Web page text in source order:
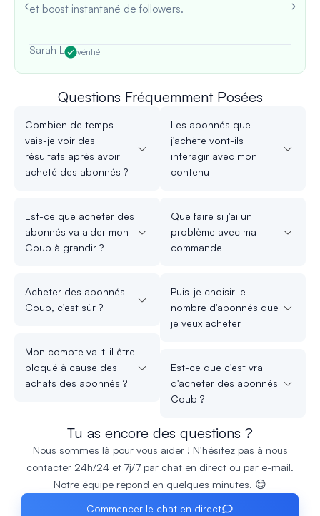
et boost instantané de followers.
Sarah L vérifié
Questions Fréquemment Posées
Combien de temps
vais-je voir des
résultats après avoir
acheté des abonnés ?
Est-ce que acheter des
abonnés va aider mon
Coub à grandir ?
Acheter des abonnés
Coub, c'est sûr ?
Mon compte va-t-il être
bloqué à cause des
achats des abonnés ?
Les abonnés que
j'achète vont-ils
interagir avec mon
contenu
Que faire si j'ai un
problème avec ma
commande
Puis-je choisir le
nombre d'abonnés que
je veux acheter
Est-ce que c'est vrai
d'acheter des abonnés
Coub ?
Tu as encore des questions ?
Nous sommes là pour vous aider ! N'hésitez pas à nous
contacter 24h/24 et 7j/7 par chat en direct ou par e-mail.
Notre équipe répond en quelques minutes. 😊
Commencer le chat en direct